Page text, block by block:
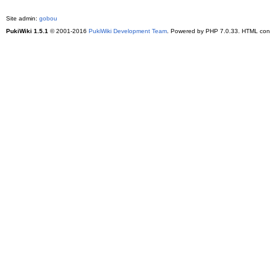
Site admin: gobou
PukiWiki 1.5.1 © 2001-2016 PukiWiki Development Team . Powered by PHP 7.0.33. HTML